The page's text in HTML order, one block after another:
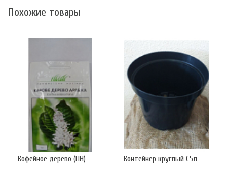
Похожие товары
Кофейное дерево (ПН) Контейнер круглый С5л